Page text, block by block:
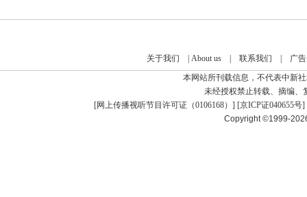
关于我们 About us| 联系我们
广
本网站所刊载信息，不代表中新
未经授权禁止转载、摘编、
[网上传播视听节目许可证（0106168） ] [京ICP证040655号]
Copyright ©1999-